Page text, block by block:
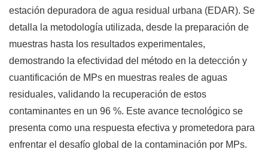
estación depuradora de agua residual urbana (EDAR). Se
detalla la metodología utilizada, desde la preparación de
muestras hasta los resultados experimentales,
demostrando la efectividad del método en la detección y
cuantificación de MPs en muestras reales de aguas
residuales, validando la recuperación de estos
contaminantes en un 96 %. Este avance tecnológico se
presenta como una respuesta efectiva y prometedora para
enfrentar el desafío global de la contaminación por MPs.